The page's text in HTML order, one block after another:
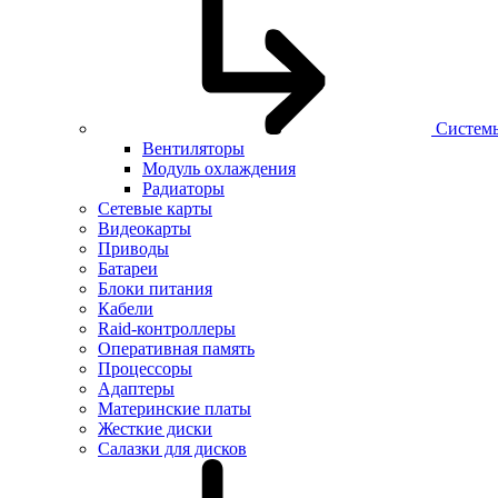
Вентиляторы
Модуль охлаждения
Радиаторы
Сетевые карты
Видеокарты
Приводы
Батареи
Блоки питания
Кабели
Raid-контроллеры
Оперативная память
Процессоры
Адаптеры
Материнские платы
Жесткие диски
Салазки для дисков